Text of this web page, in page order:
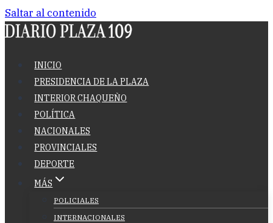
Saltar al contenido
INICIO
PRESIDENCIA DE LA PLAZA
INTERIOR CHAQUEÑO
POLÍTICA
NACIONALES
PROVINCIALES
DEPORTE
MÁS
POLICIALES
INTERNACIONALES